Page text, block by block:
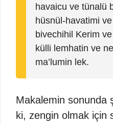
havaicu ve tünalü
hüsnül-havatimi
bivechihil Kerim
külli lemhatin ve
ma’lumin lek.
Makalemin sonunda
ki, zengin olmak için